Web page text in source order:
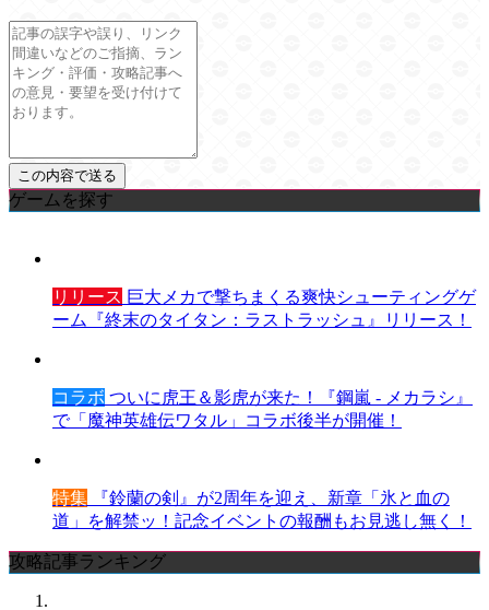
ゲームを探す
リリース 巨大メカで撃ちまくる爽快シューティングゲ
ーム『終末のタイタン：ラストラッシュ』リリース！
コラボ ついに虎王＆影虎が来た！『鋼嵐 - メカラシ』
で「魔神英雄伝ワタル」コラボ後半が開催！
特集 『鈴蘭の剣』が2周年を迎え、新章「氷と血の
道」を解禁ッ！記念イベントの報酬もお見逃し無く！
攻略記事ランキング